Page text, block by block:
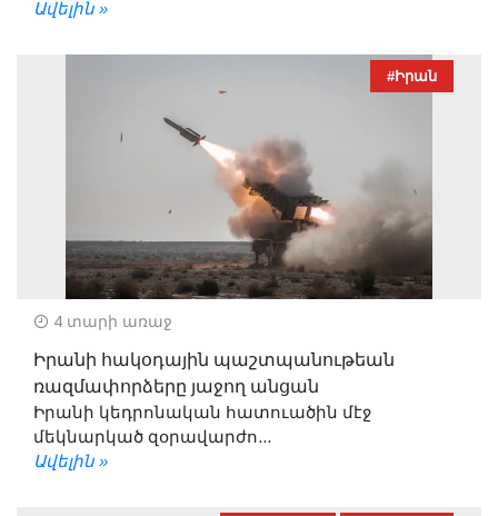
Ավելին »
#Իրան
4 տարի առաջ
Իրանի հակօդային պաշտպանութեան
ռազմափորձերը յաջող անցան
Իրանի կեդրոնական հատուածին մէջ
մեկնարկած զօրավարժո...
Ավելին »